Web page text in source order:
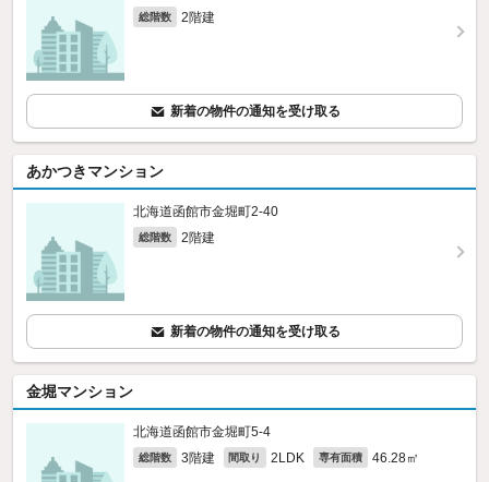
総階数 2階建
新着の物件の通知を受け取る
あかつきマンション
北海道函館市金堀町2-40
総階数 2階建
新着の物件の通知を受け取る
金堀マンション
北海道函館市金堀町5-4
総階数 3階建 間取り 2LDK 専有面積 46.28㎡